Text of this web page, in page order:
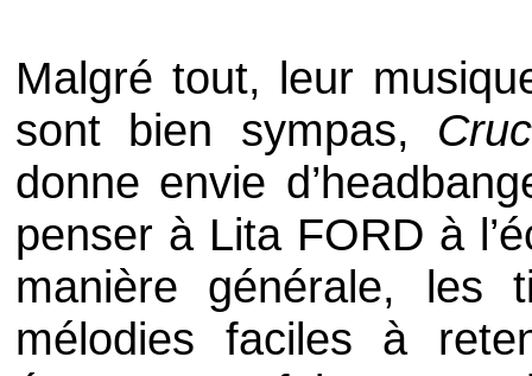
Malgré tout, leur
sont bien sympas,
donne envie d’
penser à Lita FORD à
manière générale, les
mélodies faciles à